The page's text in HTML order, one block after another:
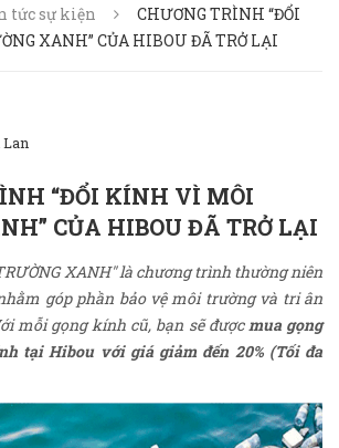
tức sự kiện
CHƯƠNG TRÌNH “ĐỔI
XANH” CỦA HIBOU ĐÃ TRỞ LẠI
“ĐỔI KÍNH VÌ MÔI
CỦA HIBOU ĐÃ TRỞ LẠI
XANH" là chương trình thường niên
góp phần bảo vệ môi trường và tri ân
mỗi gọng kính cũ, bạn sẽ đượcmua gọng
tại Hibou với giá giảm đến 20% (Tối đa